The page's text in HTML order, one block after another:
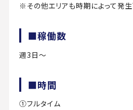
※その他エリアも時期によって発
■稼働数
週3日～
■時間
①フルタイム